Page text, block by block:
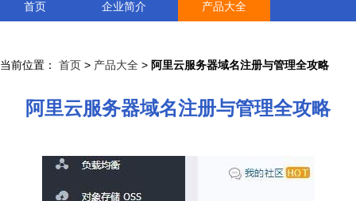
首页 企业简介 产品大全
当前位置： 首页 > 产品大全 > 阿里云服务器域名注册与管理全攻略
阿里云服务器域名注册与管理全攻略